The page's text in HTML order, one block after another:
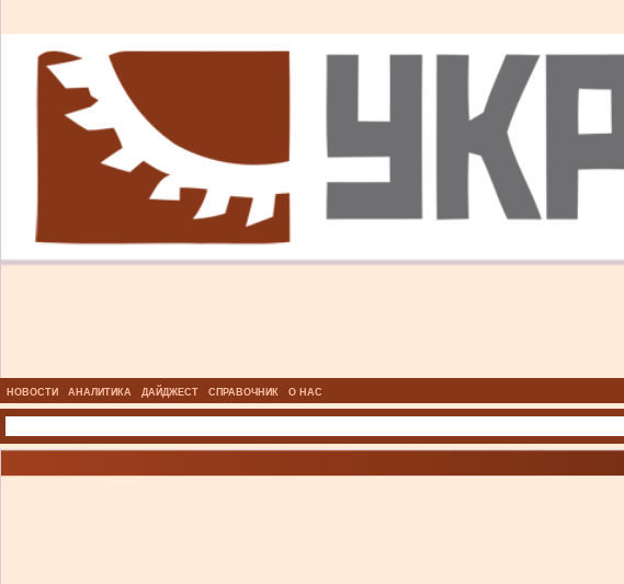
НОВОСТИ АНАЛИТИКА ДАЙДЖЕСТ СПРАВОЧНИК О НАС